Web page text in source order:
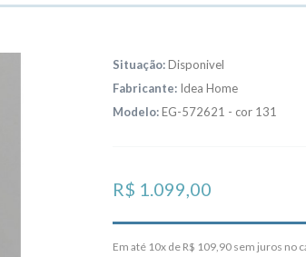
Situação:Disponivel
Fabricante: Idea Home
Modelo:EG-572621 - cor 131
R$ 1.099,00
Em até 10x de R$ 109,90 sem juros no